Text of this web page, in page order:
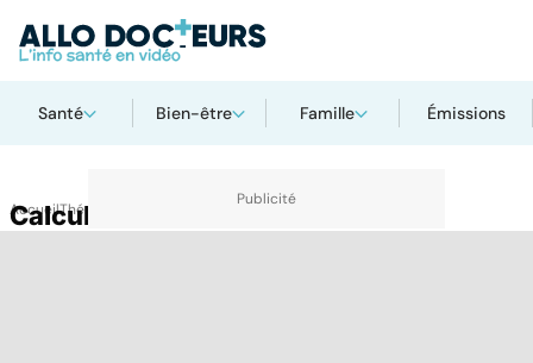
Santé Bien-être Famille Émissions
AccueilThématiques
Calcul rénal